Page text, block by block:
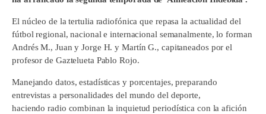
El núcleo de la tertulia radiofónica que repasa la actualidad del
fútbol regional, nacional e internacional semanalmente, lo forman
Andrés M., Juan y Jorge H. y Martín G., capitaneados por el
profesor de Gaztelueta Pablo Rojo.
Manejando datos, estadísticas y porcentajes, preparando
entrevistas a personalidades del mundo del deporte,
haciendo radio combinan la inquietud periodística con la afición